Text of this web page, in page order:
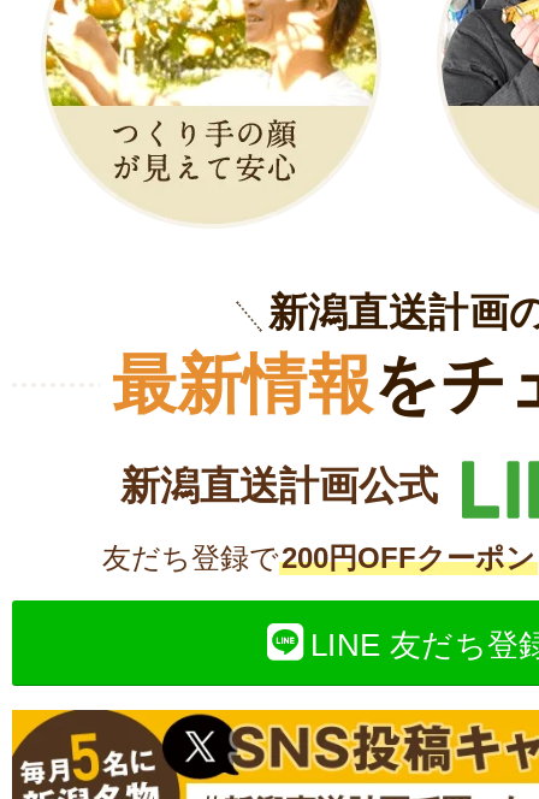
新潟直送計画
最新情報をチ
新潟直送計画公式
友だち登録で200円OFFクーポン
LINE 友だち登